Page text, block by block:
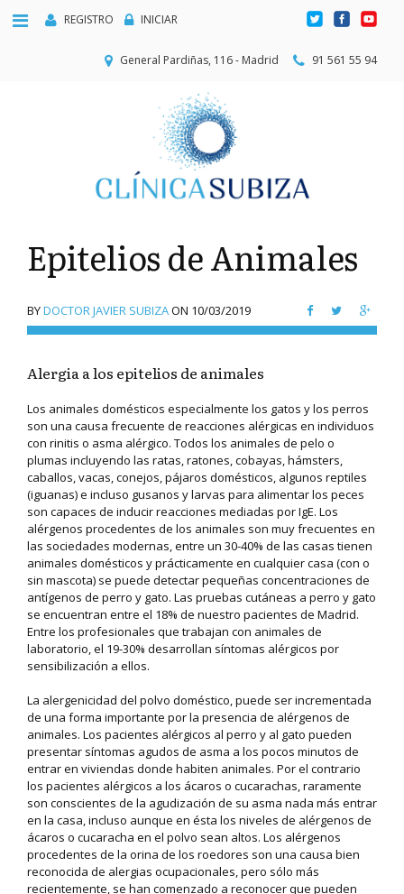
REGISTRO INICIAR
General Pardiñas, 116 - Madrid 91 561 55 94
Epitelios de Animales
BYDOCTOR JAVIER SUBIZAON 10/03/2019
Alergia a los epitelios de animales
Los animales domésticos especialmente los gatos y los perros
son una causa frecuente de reacciones alérgicas en individuos
con rinitis o asma alérgico. Todos los animales de pelo o
plumas incluyendo las ratas, ratones, cobayas, hámsters,
caballos, vacas, conejos, pájaros domésticos, algunos reptiles
(iguanas) e incluso gusanos y larvas para alimentar los peces
son capaces de inducir reacciones mediadas por IgE. Los
alérgenos procedentes de los animales son muy frecuentes en
las sociedades modernas, entre un 30-40% de las casas tienen
animales domésticos y prácticamente en cualquier casa (con o
sin mascota) se puede detectar pequeñas concentraciones de
antígenos de perro y gato. Las pruebas cutáneas a perro y gato
se encuentran entre el 18% de nuestro pacientes de Madrid.
Entre los profesionales que trabajan con animales de
laboratorio, el 19-30% desarrollan síntomas alérgicos por
sensibilización a ellos.
La alergenicidad del polvo doméstico, puede ser incrementada
de una forma importante por la presencia de alérgenos de
animales. Los pacientes alérgicos al perro y al gato pueden
presentar síntomas agudos de asma a los pocos minutos de
entrar en viviendas donde habiten animales. Por el contrario
los pacientes alérgicos a los ácaros o cucarachas, raramente
son conscientes de la agudización de su asma nada más entrar
en la casa, incluso aunque en ésta los niveles de alérgenos de
ácaros o cucaracha en el polvo sean altos. Los alérgenos
procedentes de la orina de los roedores son una causa bien
reconocida de alergias ocupacionales, pero sólo más
recientemente, se han comenzado a reconocer que pueden